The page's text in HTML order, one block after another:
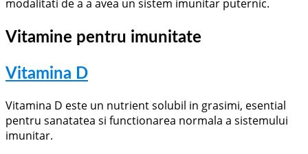
modalitati de a a avea un sistem imunitar puternic.
Vitamine pentru imunitate
Vitamina D
Vitamina D este un nutrient solubil in grasimi, esential
pentru sanatatea si functionarea normala a sistemului
imunitar.